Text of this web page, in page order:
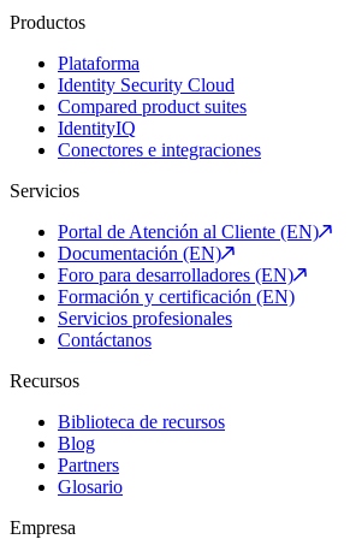
Productos
Plataforma
Identity Security Cloud
Compared product suites
IdentityIQ
Conectores e integraciones
Servicios
Portal de Atención al Cliente (EN)
Documentación (EN)
Foro para desarrolladores (EN)
Formación y certificación (EN)
Servicios profesionales
Contáctanos
Recursos
Biblioteca de recursos
Blog
Partners
Glosario
Empresa